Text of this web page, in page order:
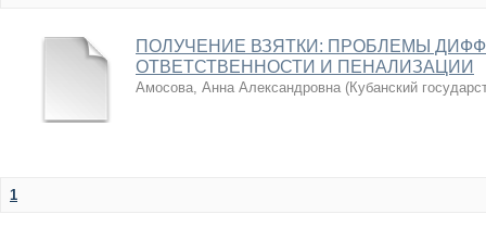
ПОЛУЧЕНИЕ ВЗЯТКИ: ПРОБЛЕМЫ
ОТВЕТСТВЕННОСТИ И ПЕНАЛИЗАЦИИ
Амосова, Анна Александровна (Кубанский
1